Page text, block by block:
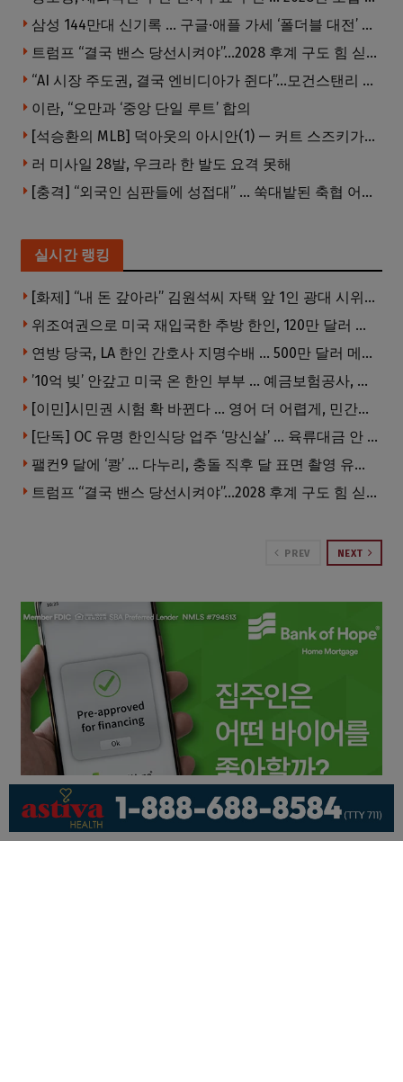
삼성 144만대 신기록 … 구글·애플 가세 ‘폴더블 대전’ 열린다
트럼프 “결국 밴스 당선시켜야”…2028 후계 구도 힘 싣나
“AI 시장 주도권, 결국 엔비디아가 쥔다”…모건스탠리 장담
이란, “오만과 ‘중앙 단일 루트’ 합의
[석승환의 MLB] 덕아웃의 아시안(1) — 커트 스즈키가 우리에게 묻는 것
러 미사일 28발, 우크라 한 발도 요격 못해
[충격] “외국인 심판들에 성접대” … 쑥대밭된 축협 어디까지 추락하나
실시간 랭킹
[화제] “내 돈 갚아라” 김원석씨 자택 앞 1인 광대 시위 … 한인 투자사, “108만 달러 못받아”
위조여권으로 미국 재입국한 추방 한인, 120만 달러 은행 사기 행각
연방 당국, LA 한인 간호사 지명수배 … 500만 달러 메디캐어 사기, 선고 직전 한국 도주
’10억 빚’ 안갚고 미국 온 한인 부부 … 예금보험공사, 미국서 소송
[이민]시민권 시험 확 바뀐다 … 영어 더 어렵게, 민간시험 도입 추진
[단독] OC 유명 한인식당 업주 ‘망신살’ … 육류대금 안 갚자 식당서 공개추심
팰컨9 달에 ‘쾅’ … 다누리, 충돌 직후 달 표면 촬영 유일 탐사선
트럼프 “결국 밴스 당선시켜야”…2028 후계 구도 힘 싣나
PREV NEXT